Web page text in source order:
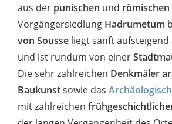
aus der punischen und römischen
Vorgängersiedlung Hadrumetum
von Sousse liegt sanft aufsteigend
und ist rundum von einer
Die sehr zahlreichen Denkmäler
Baukunstsowie das
mit zahlreichen